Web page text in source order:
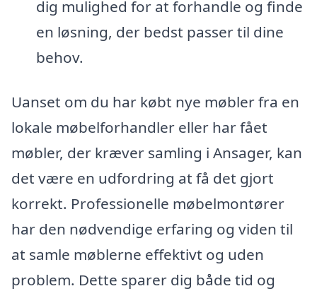
dig mulighed for at forhandle og finde
en løsning, der bedst passer til dine
behov.
Uanset om du har købt nye møbler fra en
lokale møbelforhandler eller har fået
møbler, der kræver samling i Ansager, kan
det være en udfordring at få det gjort
korrekt. Professionelle møbelmontører
har den nødvendige erfaring og viden til
at samle møblerne effektivt og uden
problem. Dette sparer dig både tid og